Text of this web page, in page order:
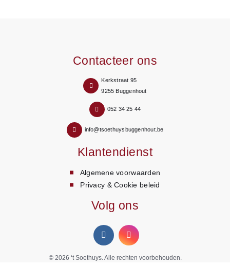
Contacteer ons
Kerkstraat 95
9255 Buggenhout
052 34 25 44
info@tsoethuysbuggenhout.be
Klantendienst
Algemene voorwaarden
Privacy & Cookie beleid
Volg ons
© 2026 ‘t Soethuys. Alle rechten voorbehouden.